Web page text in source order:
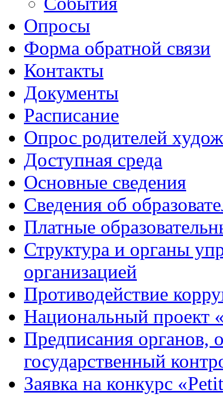
Опросы
Форма обратной связи
Контакты
Документы
Расписание
Опрос родителей
Доступная среда
Основные сведения
Сведения об
Платные
Структура и органы
организацией
Противодействие
Национальный проект
Предписания органов,
государственный
Заявка на конкурс